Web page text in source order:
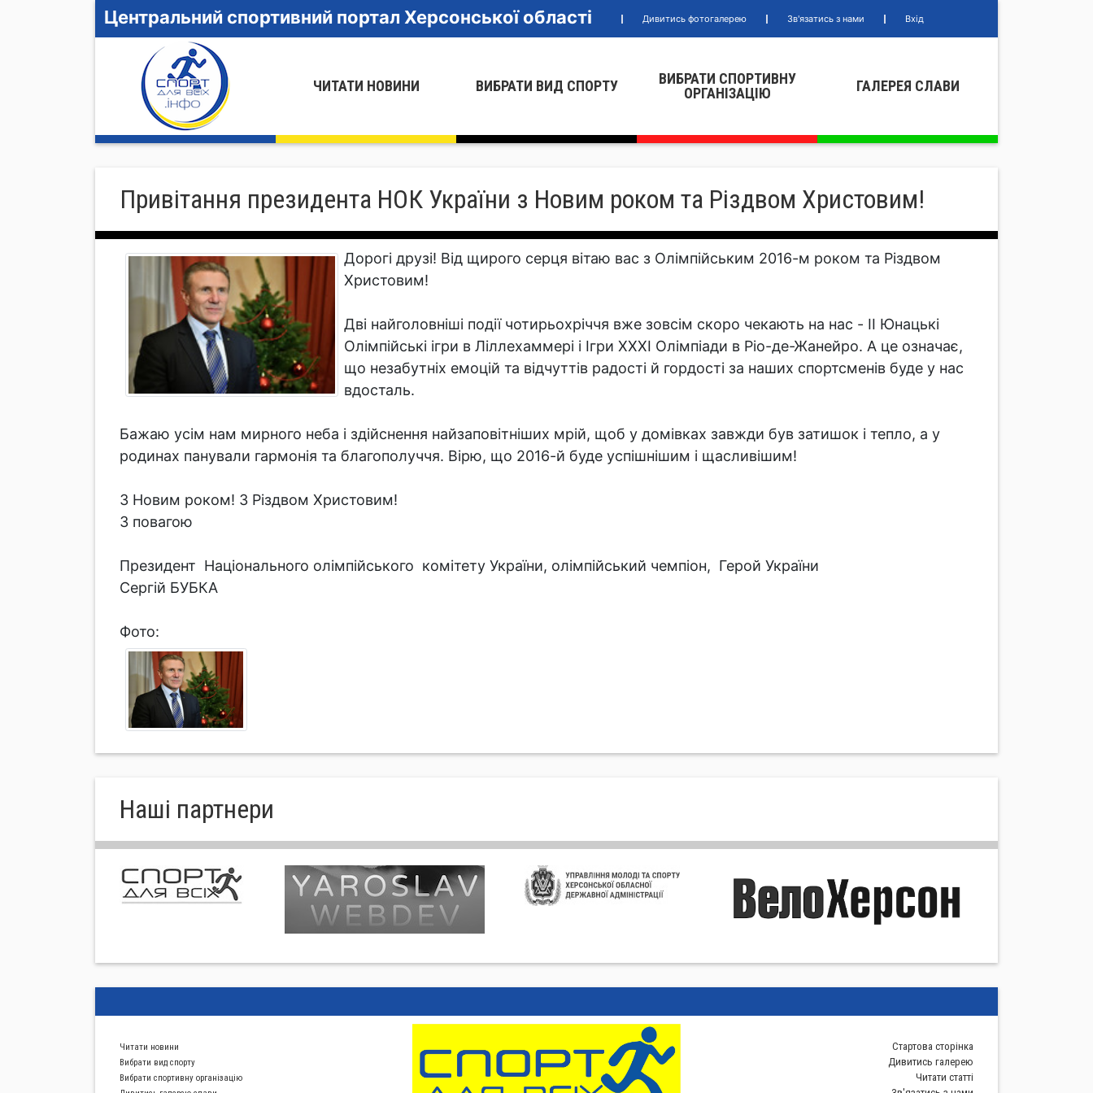
Центральний спортивний портал Херсонської області Дивитись фотогалерею Зв'язатись з нами Вхід
ЧИТАТИ НОВИНИ ВИБРАТИ ВИД СПОРТУ
ВИБРАТИ СПОРТИВНУ
ОРГАНIЗАЦIЮ
ГАЛЕРЕЯ СЛАВИ
Привітання президента НОК України з Новим роком та Різдвом Христовим!
Дорогі друзі! Від щирого серця вітаю вас з Олімпійським 2016-м роком та Різдвом
Христовим!
Дві найголовніші події чотирьохріччя вже зовсім скоро чекають на нас - II Юнацькі
Олімпійські ігри в Ліллехаммері і Ігри XXXI Олімпіади в Ріо-де-Жанейро. А це означає,
що незабутніх емоцій та відчуттів радості й гордості за наших спортсменів буде у нас
вдосталь.
Бажаю усім нам мирного неба і здійснення найзаповітніших мрій, щоб у домівках завжди був затишок і тепло, а у
родинах панували гармонія та благополуччя. Вірю, що 2016-й буде успішнішим і щасливішим!
З Новим роком! З Різдвом Христовим!
З повагою
Президент Національного олімпійського комітету України, олімпійський чемпіон, Герой України
Сергій БУБКА
Фото:
Нашi партнери
Читати новини
Вибрати вид спорту
Вибрати спортивну органiзацiю
Стартова сторiнка
Дивитись галерею
Читати статті